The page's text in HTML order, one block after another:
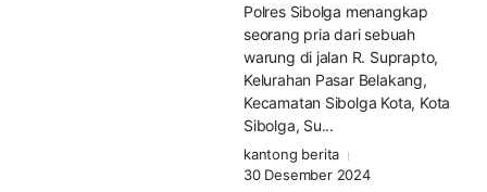
Polres Sibolga menangkap
seorang pria dari sebuah
warung di jalan R. Suprapto,
Kelurahan Pasar Belakang,
Kecamatan Sibolga Kota, Kota
Sibolga, Su...
kantong berita
30 Desember 2024